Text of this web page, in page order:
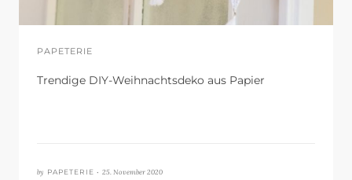
PAPETERIE
Trendige DIY-Weihnachtsdeko aus Papier
by PAPETERIE • 25. November 2020